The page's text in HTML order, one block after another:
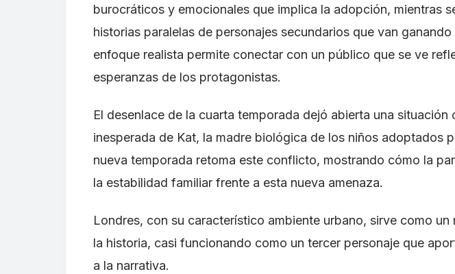
burocráticos y emocionales que implica la adopción, mientras
historias paralelas de personajes secundarios que van
enfoque realista permite conectar con un público que se ve
esperanzas de los protagonistas.
El desenlace de la cuarta temporada dejó abierta una situación
inesperada de Kat, la madre biológica de los niños adoptados
nueva temporada retoma este conflicto, mostrando cómo la
la estabilidad familiar frente a esta nueva amenaza.
Londres, con su característico ambiente urbano, sirve como un
la historia, casi funcionando como un tercer personaje que
a la narrativa.